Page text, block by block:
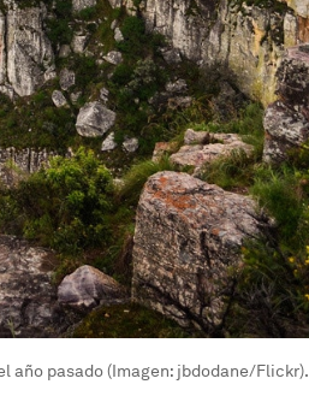
año pasado (Imagen: jbdodane/Flickr).